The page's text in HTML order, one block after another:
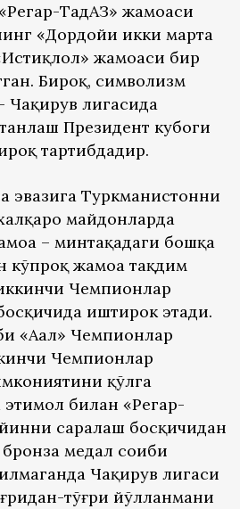
ТадАЗ» жамоаси
«Дордойи икки марта
жамоаси бир
Бироқ, символизм
Чақирув лигасида
Президент кубоги
тартибдадир.
эвазига Туркманистонни
майдонларда
– минтақадаги бошқа
кўпроқ жамоа тақдим
Чемпионлар
иштирок этади.
«Аҳал» Чемпионлар
Чемпионлар
қўлга
билан «Регар-
саралаш босқичидан
медал соҳиби
Чақирув лигаси
тўғри йўлланмани